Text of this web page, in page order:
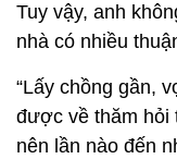
Tuy vậy, anh
nhà có nhiều
“Lấy chồng gần,
được về thăm hỏi
nên lần nào đến